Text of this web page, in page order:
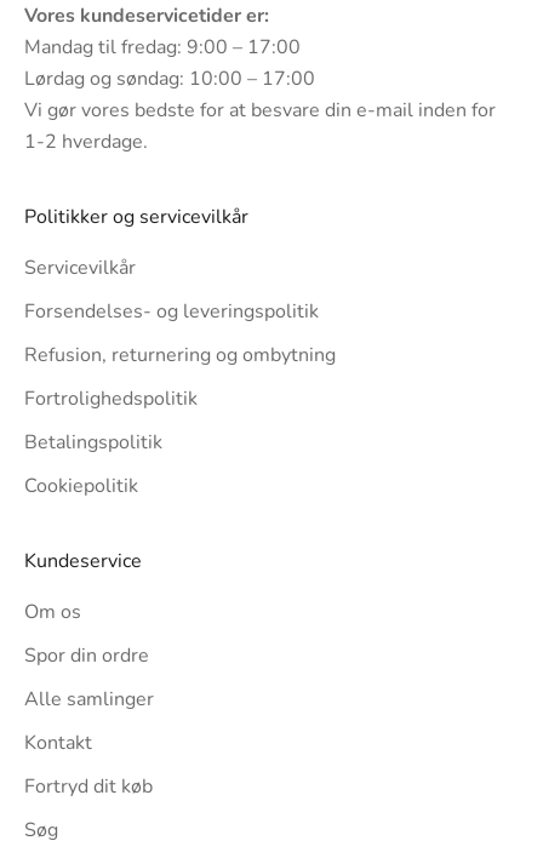
Vores kundeservicetider er:
Mandag til fredag: 9:00 – 17:00
Lørdag og søndag: 10:00 – 17:00
Vi gør vores bedste for at besvare din e-mail inden for
1-2 hverdage.
Politikker og servicevilkår
Servicevilkår
Forsendelses- og leveringspolitik
Refusion, returnering og ombytning
Fortrolighedspolitik
Betalingspolitik
Cookiepolitik
Kundeservice
Om os
Spor din ordre
Alle samlinger
Kontakt
Fortryd dit køb
Søg